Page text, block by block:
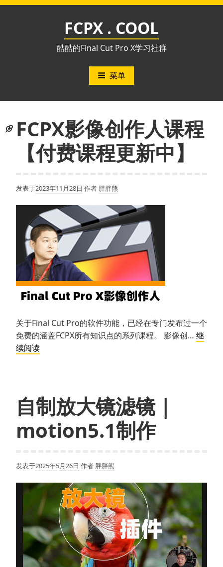
跳
FCPX . COOL
酷酷的Final Cut Pro X学习社群
菜单
FCPX影像创作人课程
【付费课程更新中】
发表于2023年11月28日 作者 胖胖熊
关于Final Cut Pro的软件功能，已经在专门发布过一个
免费的涵盖FCPX所有知识点的系列课程。 影像创… 继
续阅读FCPX
作
人
程
程
更
新
中】
自制放大镜滤镜｜
motion5.1制作
发表于2025年5月26日 作者 胖胖熊